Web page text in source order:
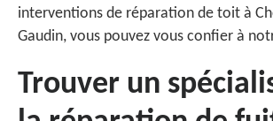
interventions de réparation de toit à
Gaudin, vous pouvez vous confier à
Trouver un